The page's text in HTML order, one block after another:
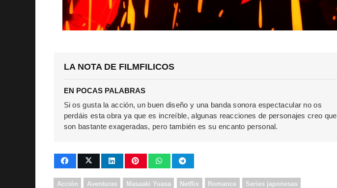
LA NOTA DE FILMFILICOS
EN POCAS PALABRAS
Si os gusta la acción, un buen diseño y una banda sonora espectacular no os
perdáis esta obra ya que es increíble, algunas reacciones de personajes creo que
son bastante exageradas, pero también es su encanto personal.
Acción Aventuras Masaaki Yuasa Netflix Romance Series japonesas